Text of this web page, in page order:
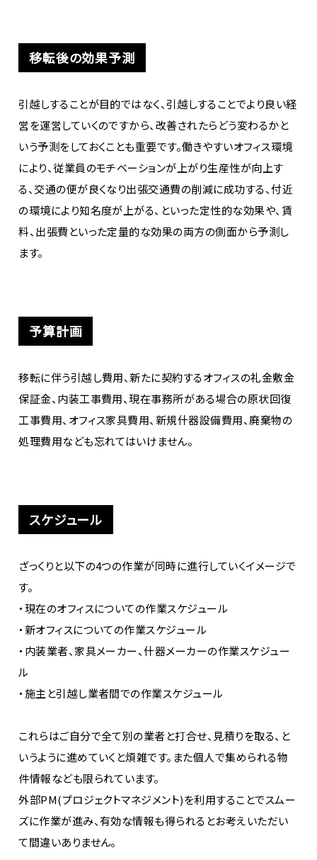
移転後の効果予測
引越しすることが目的ではなく、引越しすることでより良い経
営を運営していくのですから、改善されたらどう変わるかと
いう予測をしておくことも重要です。働きやすいオフィス環境
により、従業員のモチベーションが上がり生産性が向上す
る、交通の便が良くなり出張交通費の削減に成功する、付近
の環境により知名度が上がる、といった定性的な効果や、賃
料、出張費といった定量的な効果の両方の側面から予測し
ます。
予算計画
移転に伴う引越し費用、新たに契約するオフィスの礼金敷金
保証金、内装工事費用、現在事務所がある場合の原状回復
工事費用、オフィス家具費用、新規什器設備費用、廃棄物の
処理費用なども忘れてはいけません。
スケジュール
ざっくりと以下の4つの作業が同時に進行していくイメージで
す。
・現在のオフィスについての作業スケジュール
・新オフィスについての作業スケジュール
・内装業者、家具メーカー、什器メーカーの作業スケジュー
ル
・施主と引越し業者間での作業スケジュール
これらはご自分で全て別の業者と打合せ、見積りを取る、と
いうように進めていくと煩雑です。また個人で集められる物
件情報なども限られています。
外部PM(プロジェクトマネジメント)を利用することでスムー
ズに作業が進み、有効な情報も得られるとお考えいただい
て間違いありません。